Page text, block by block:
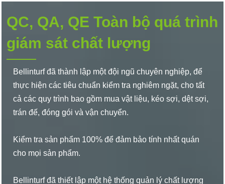
QC, QA, QE Toàn bộ quá trình
giám sát chất lượng
Bellinturf đã thành lập một đội ngũ chuyên nghiệp, để
thực hiện các tiêu chuẩn kiểm tra nghiêm ngặt, cho tất
cả các quy trình bao gồm mua vật liệu, kéo sợi, dệt sợi,
trán đế, đóng gói và vận chuyển.
Kiểm tra sản phẩm 100% để đảm bảo tính nhất quán
cho mọi sản phẩm.
Bellinturf đã thiết lập một hệ thống quản lý chất lượng